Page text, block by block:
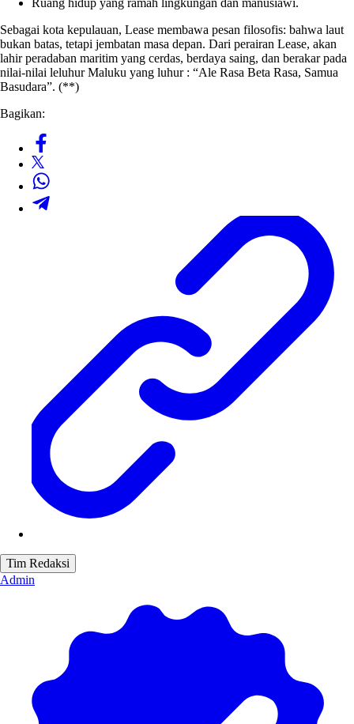
Sebagai kota kepulauan, Lease membawa pesan filosofis: bahwa laut
bukan batas, tetapi jembatan masa depan. Dari perairan Lease, akan
lahir peradaban maritim yang cerdas, berdaya saing, dan berakar pada
nilai-nilai leluhur Maluku yang luhur : “Ale Rasa Beta Rasa, Samua
Basudara”. (**)
Bagikan:
Tim Redaksi
Admin